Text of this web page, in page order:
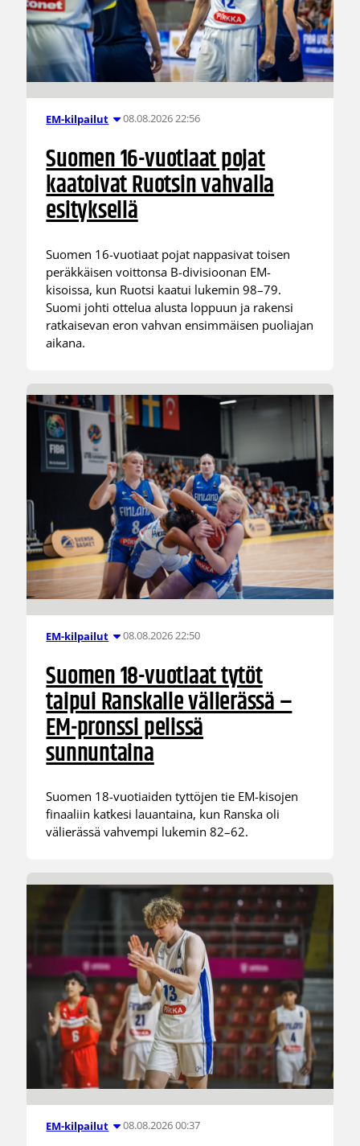
EM-kilpailut 08.08.2026 22:56
Suomen 16-vuotiaat pojat
kaatoivat Ruotsin vahvalla
esityksellä
Suomen 16-vuotiaat pojat nappasivat toisen
peräkkäisen voittonsa B-divisioonan EM-
kisoissa, kun Ruotsi kaatui lukemin 98–79.
Suomi johti ottelua alusta loppuun ja rakensi
ratkaisevan eron vahvan ensimmäisen puoliajan
aikana.
EM-kilpailut 08.08.2026 22:50
Suomen 18-vuotiaat tytöt
taipui Ranskalle välierässä –
EM-pronssi pelissä
sunnuntaina
Suomen 18-vuotiaiden tyttöjen tie EM-kisojen
finaaliin katkesi lauantaina, kun Ranska oli
välierässä vahvempi lukemin 82–62.
EM-kilpailut 08.08.2026 00:37